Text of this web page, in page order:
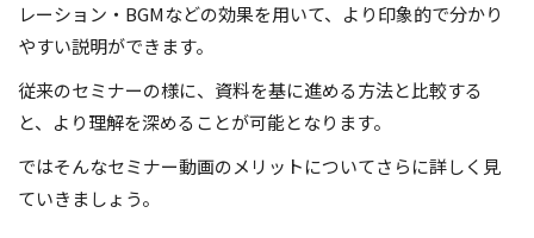
レーション・BGMなどの効果を用いて、より印象的で分かり
やすい説明ができます。
従来のセミナーの様に、資料を基に進める方法と比較する
と、より理解を深めることが可能となります。
ではそんなセミナー動画のメリットについてさらに詳しく見
ていきましょう。